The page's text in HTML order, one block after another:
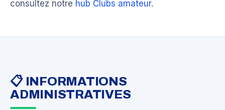
consultez notre hub Clubs amateur.
📋 INFORMATIONS
ADMINISTRATIVES